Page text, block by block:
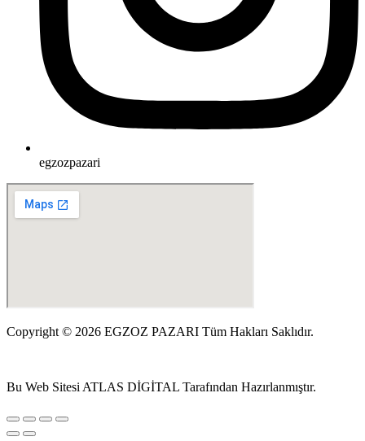
egzozpazari
Copyright © 2026 EGZOZ PAZARI Tüm Hakları Saklıdır.
Bu Web Sitesi ATLAS DİGİTAL Tarafından Hazırlanmıştır.